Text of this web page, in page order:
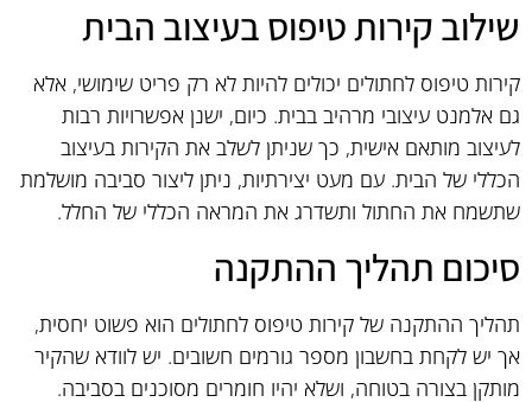
שילוב קירות טיפוס בעיצוב הבית
קירות טיפוס לחתולים יכולים להיות לא רק פריט שימושי, אלא
גם אלמנט עיצובי מרהיב בבית. כיום, ישנן אפשרויות רבות
לעיצוב מותאם אישית, כך שניתן לשלב את הקירות בעיצוב
הכללי של הבית. עם מעט יצירתיות, ניתן ליצור סביבה מושלמת
שתשמח את החתול ותשדרג את המראה הכללי של החלל.
סיכום תהליך ההתקנה
תהליך ההתקנה של קירות טיפוס לחתולים הוא פשוט יחסית,
אך יש לקחת בחשבון מספר גורמים חשובים. יש לוודא שהקיר
מותקן בצורה בטוחה, ושלא יהיו חומרים מסוכנים בסביבה.